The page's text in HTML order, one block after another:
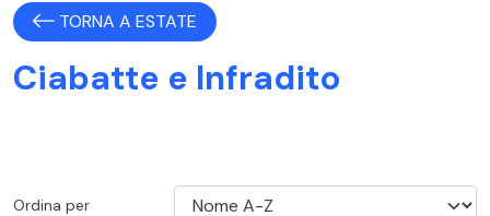
TORNA A ESTATE
Ciabatte e Infradito
Ordina per